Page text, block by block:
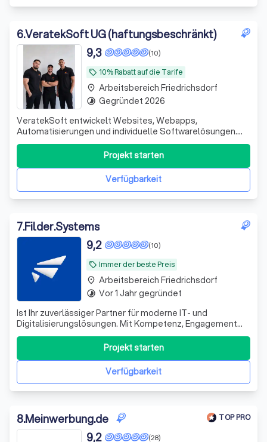
6.VeratekSoft UG (haftungsbeschränkt)
local_offer 10% Rabatt auf die Tarife
(10)
9,3
VeratekSoft entwickelt Websites, Webapps,
Automatisierungen und individuelle Softwarelösungen.
Wir helfen Unternehmen, Prozesse zu digitalisieren und
nachhaltig zu wachsen.
Verfügbarkeit
Projekt starten
place Arbeitsbereich Friedrichsdorf
timelapse Gegründet 2026
7.Filder.Systems
local_offer Immer der beste Preis
(10)
9,2
Ist Ihr zuverlässiger Partner für moderne IT- und
Digitalisierungslösungen. Mit Kompetenz, Engagement
und einem starken Servicegedanken unterstützen wir
unsere Kunden bei der Umsetzung individueller Projekte.
Unser freundliches Support-Team steht Ihnen jederzeit
schnell, lösungsorientiert und persön
Verfügbarkeit
Projekt starten
place Arbeitsbereich Friedrichsdorf
timelapse Vor 1 Jahr gegründet
8.Meinwerbung.de TOP PRO
(28)
9,2